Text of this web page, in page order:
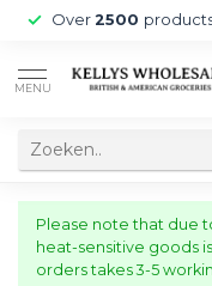
Over 2500
MENU
Please note that due
heat-sensitive goods
orders takes 3-5